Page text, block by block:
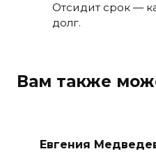
Отсидит срок —
долг.
Вам также
Евгения